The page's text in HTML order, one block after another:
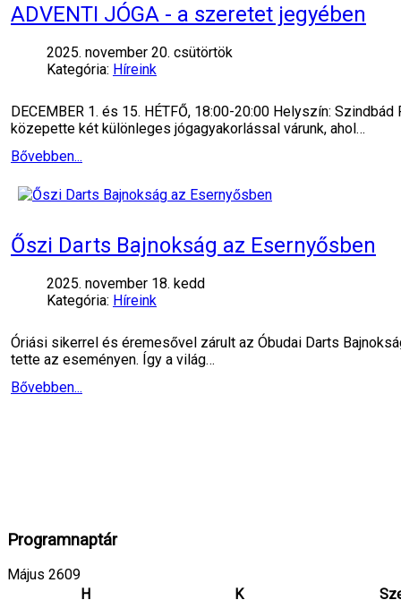
ADVENTI JÓGA - a szeretet jegyében
2025. november 20. csütörtök
Kategória: Híreink
DECEMBER 1. és 15. HÉTFŐ, 18:00-20:00 Helyszín:
közepette két különleges jógagyakorlással várunk, ahol…
Bővebben...
Őszi Darts Bajnokság az Esernyősben
2025. november 18. kedd
Kategória: Híreink
Óriási sikerrel és éremesővel zárult az Óbudai Darts
tette az eseményen. Így a világ…
Bővebben...
Programnaptár
Május 2609
H
K